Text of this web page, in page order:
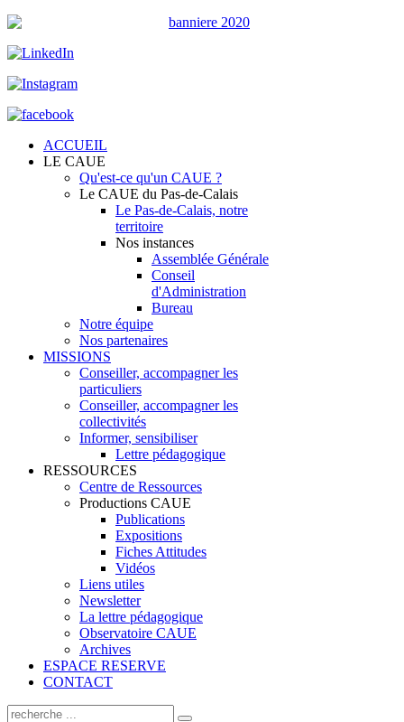
ACCUEIL
LE CAUE
Qu'est-ce qu'un CAUE ?
Le CAUE du Pas-de-Calais
Le Pas-de-Calais, notre
territoire
Nos instances
Assemblée Générale
Conseil
d'Administration
Bureau
Notre équipe
Nos partenaires
MISSIONS
Conseiller, accompagner les
particuliers
Conseiller, accompagner les
collectivités
Informer, sensibiliser
Lettre pédagogique
RESSOURCES
Centre de Ressources
Productions CAUE
Publications
Expositions
Fiches Attitudes
Vidéos
Liens utiles
Newsletter
La lettre pédagogique
Observatoire CAUE
Archives
ESPACE RESERVE
CONTACT